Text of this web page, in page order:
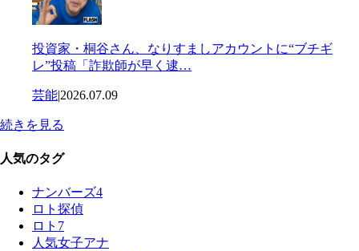
投資家・桐谷さん、なりすましアカウントに“ブチギ
レ”投稿「詐欺師が早く逮…
芸能|2026.07.09
続きを見る
人気のタグ
ナンバーズ4
ロト探偵
ロト7
人気女子アナ